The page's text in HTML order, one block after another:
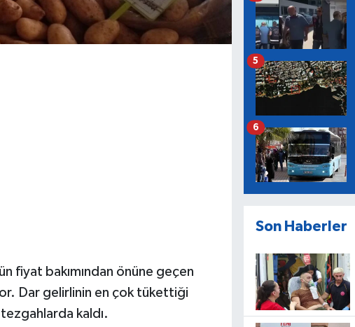
fiyat bakımından önüne geçen
Dar gelirlinin en çok tükettiği
kaldı.
5
6
Son Haberler